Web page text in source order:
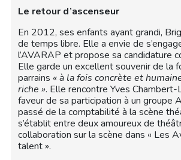
Le retour d’ascenseur
En 2012, ses enfants ayant grandi,
de temps libre. Elle a envie de
l’AVARAP et propose sa candidature
Elle garde un excellent souvenir de la
parrains « à la fois concrète et
riche ». Elle rencontre Yves Chambert-
faveur de sa participation à un groupe
passé de la comptabilité à la scène
s’établit entre deux amoureux de
collaboration sur la scène dans « Les
talent ».